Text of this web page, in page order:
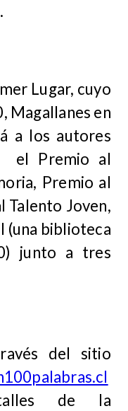
Lugar, cuyo
Magallanes en
a los autores
el Premio al
Premio al
Talento Joven,
(una biblioteca
junto a tres
del sitio
de la